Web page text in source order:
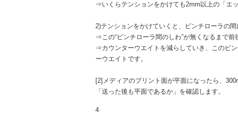
⇒いくらテンションをかけても2mm以上の「エ
2)テンションをかけていくと、ピンチローラの
⇒この“ピンチローラ間のしわ”が無くなるまで
⇒カウンターウエイトを減らしていき、このピ
ーウエイトです。
[2]メディアのプリント面が平面になったら、
「送った後も平面であるか」を確認します。
4